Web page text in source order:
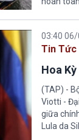
03:40
Tin Tức
Hoa
(TAP) -
Viotti -
giữa
Lula da